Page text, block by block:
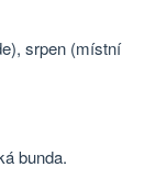
srpen (místní
bunda.